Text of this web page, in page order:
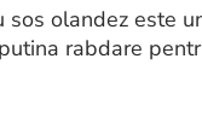
olandez este
rabdare